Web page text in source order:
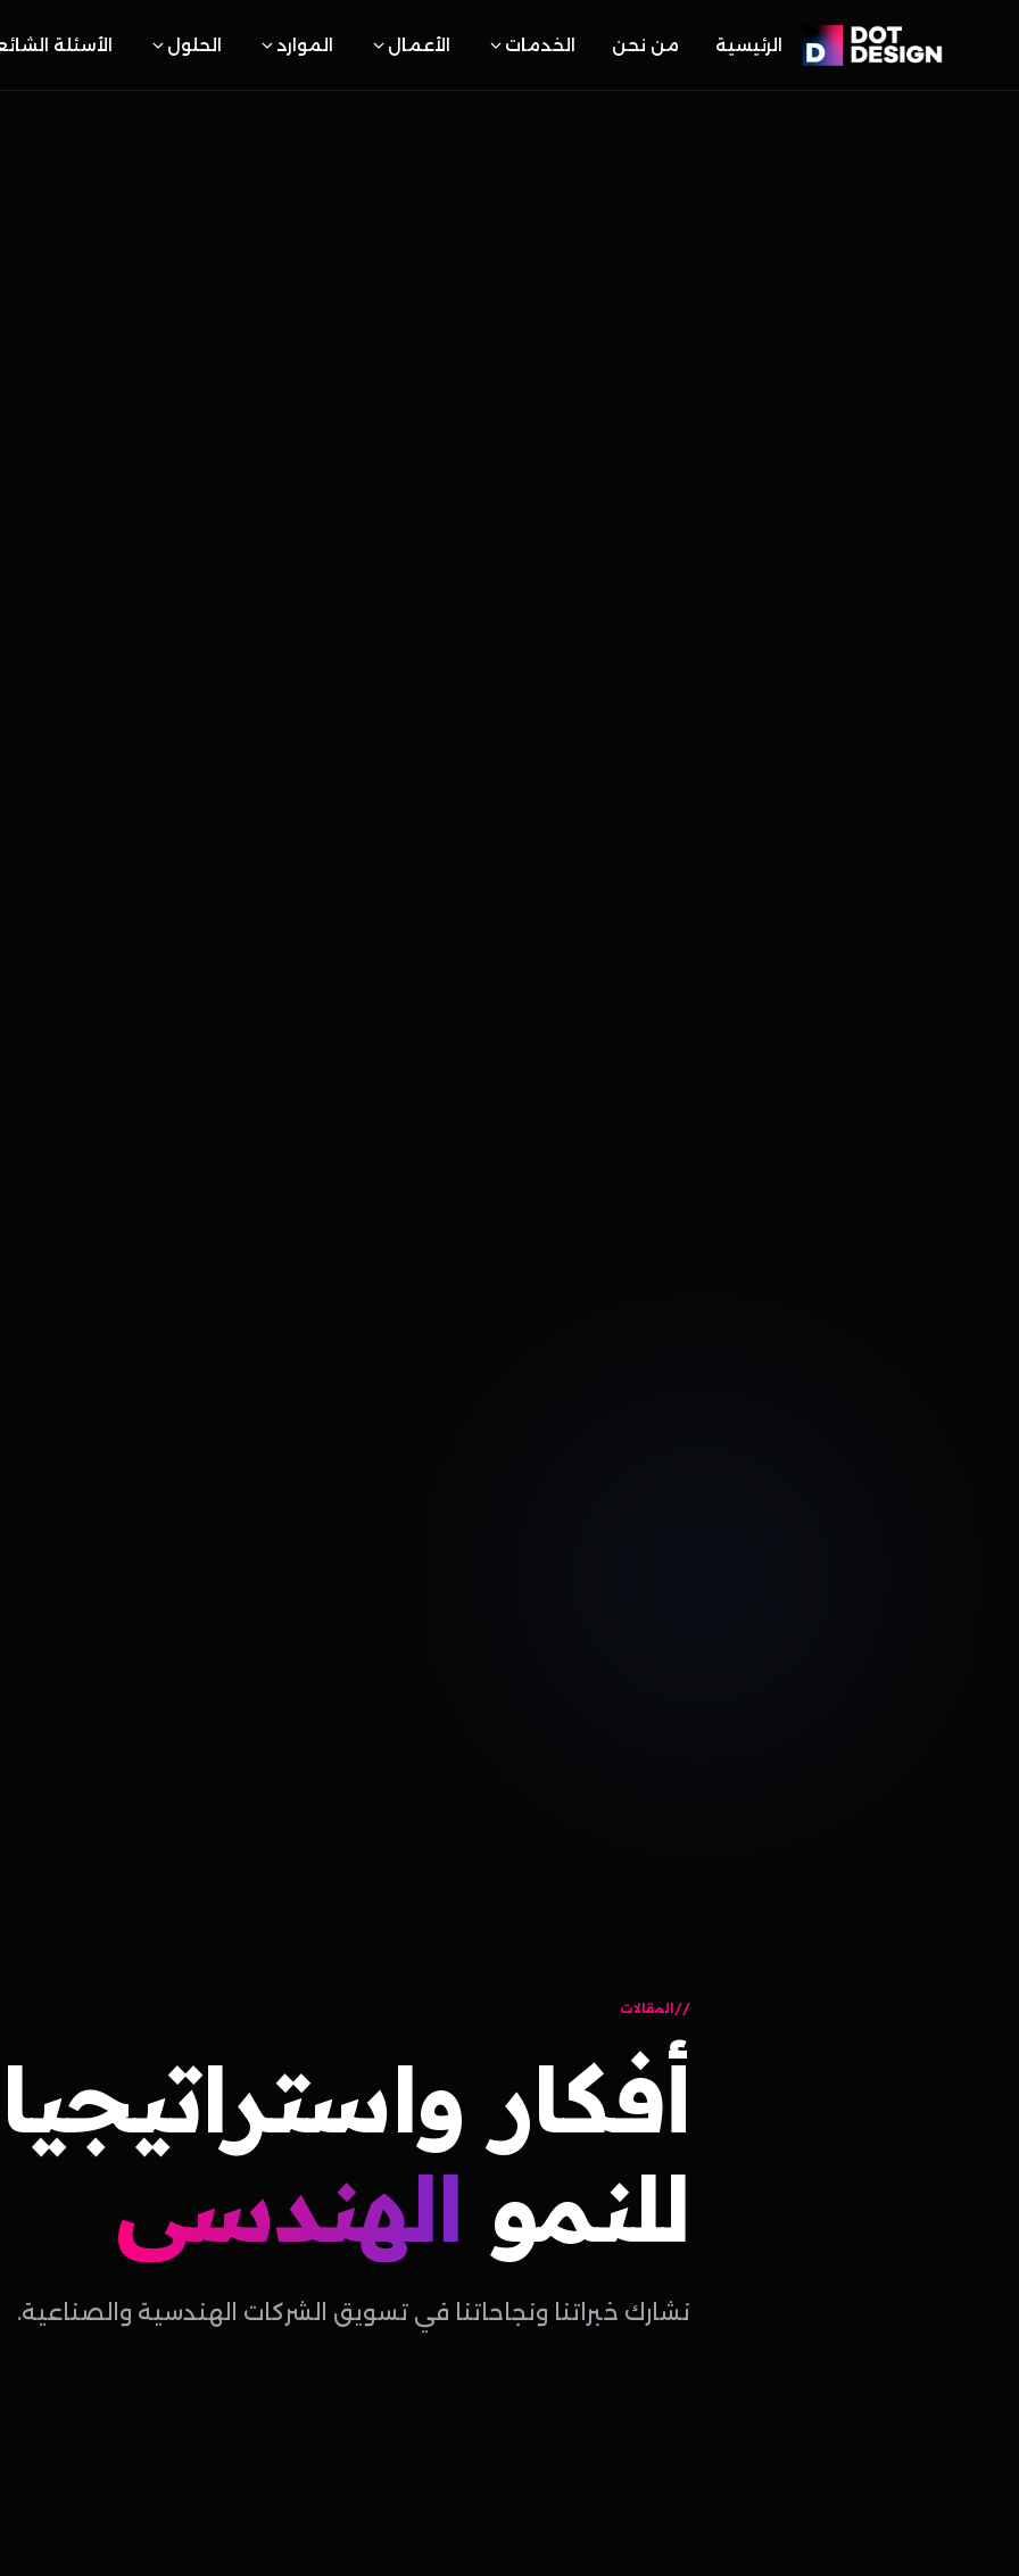
الرئيسية من نحن الخدمات الأعمال الموارد الحلول الأسئلة
المقالات
أفكار
للنمو الهندسي
نشارك خبراتنا ونجاحاتنا في تسويق الشركات الهندسية والصناعية.